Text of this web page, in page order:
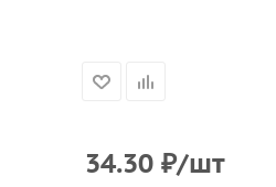
34.30 ₽/шт